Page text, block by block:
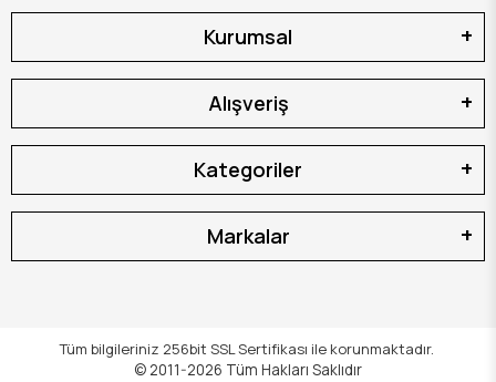
Kurumsal
Alışveriş
Kategoriler
Markalar
Tüm bilgileriniz 256bit SSL Sertifikası ile korunmaktadır.
© 2011-2026 Tüm Hakları Saklıdır